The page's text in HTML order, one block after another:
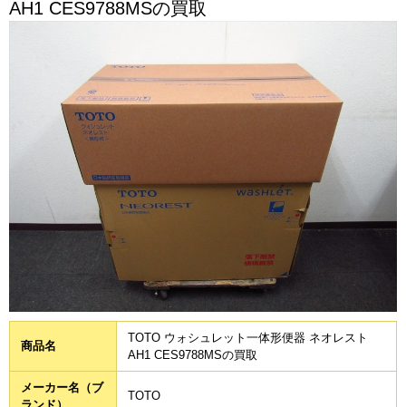
AH1 CES9788MSの買取
商品名
TOTO ウォシュレット一体形便器 ネオレスト
AH1 CES9788MSの買取
メーカー名（ブ
TOTO